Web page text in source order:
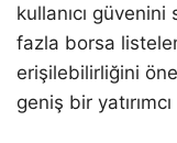
kullanıcı
fazla borsa
erişilebilirliğini
geniş bir